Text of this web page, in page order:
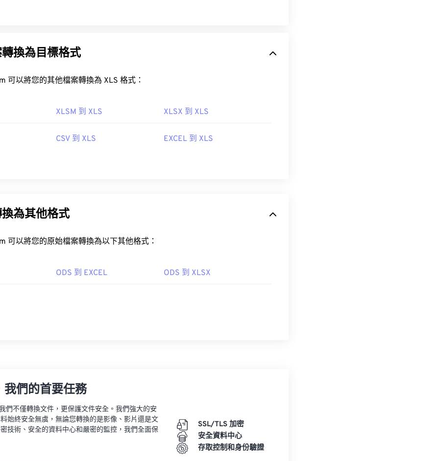
換為目標格式
FreeConvert.com 可以將您的其他檔案轉換為 XLS 格式：
XLSM 到 XLS XLSX 到 XLS
CSV 到 XLS EXCEL 到 XLS
為其他格式
可以將您的原始檔案轉換為以下其他格式：
ODS 到 EXCEL ODS 到 XLSX
我們的首要任務
們不僅轉換文件，更保護文件安全。我們強大的安
始終安全無虞，無論您轉換的是影像、影片還是文
技術、安全的資料中心和嚴密的監控，我們全面保
SSL/TLS 加密
安全資料中心
存取控制和身份驗證